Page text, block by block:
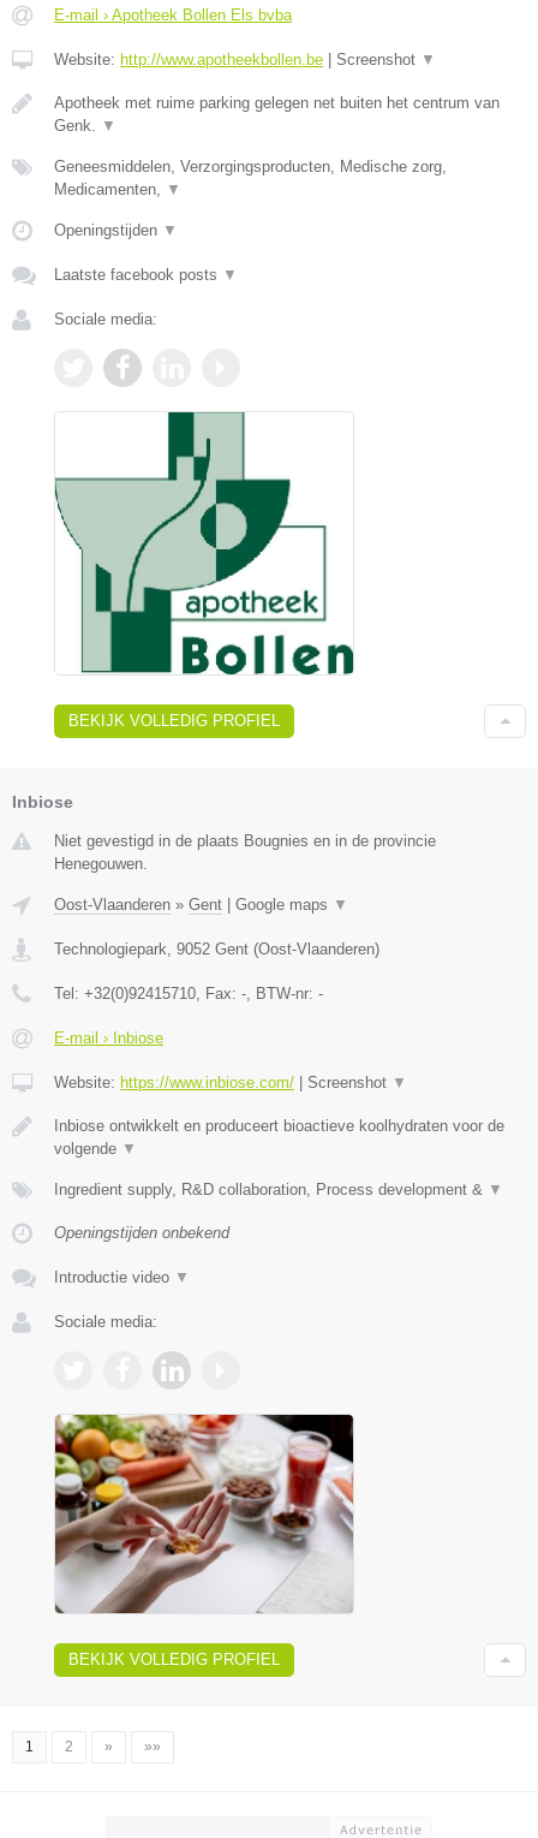
E-mail › Apotheek Bollen Els bvba
Website: http://www.apotheekbollen.be | Screenshot ▼
Apotheek met ruime parking gelegen net buiten het centrum van
Genk.
▼
Geneesmiddelen, Verzorgingsproducten, Medische zorg,
Medicamenten,
▼
Openingstijden ▼
Laatste facebook posts ▼
Sociale media:
BEKIJK VOLLEDIG PROFIEL
Inbiose
Niet gevestigd in de plaats Bougnies en in de provincie
Henegouwen.
Oost-Vlaanderen » Gent Google maps ▼
Technologiepark 9052 Gent (Oost-Vlaanderen)
Tel: +32(0)92415710 , Fax: - , BTW-nr: -
E-mail › Inbiose
Website: https://www.inbiose.com/ Screenshot ▼
Inbiose ontwikkelt en produceert bioactieve koolhydraten voor de
volgende ▼
Ingredient supply, R&D collaboration, Process development & ▼
Openingstijden onbekend
Introductie video ▼
Sociale media:
BEKIJK VOLLEDIG PROFIEL
1 2 » »»